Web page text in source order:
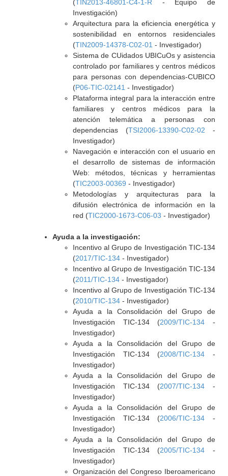
(TIN2013-46801-C4-1-R - Equipo de
Investigación)
Arquitectura para la eficiencia energética y
sostenibilidad en entornos residenciales
(TIN2009-14378-C02-01 - Investigador)
Sistema de CUidados UBICuOs y asistencia
controlado por familiares y centros médicos
para personas con dependencias-CUBICO
(P06-TIC-02141 - Investigador)
Plataforma integral para la interacción entre
familiares y centros médicos para la
atención telemática a personas con
dependencias (TSI2006-13390-C02-02 -
Investigador)
Navegación e interacción con el usuario en
el desarrollo de sistemas de información
Web: métodos, técnicas y herramientas
(TIC2003-00369 - Investigador)
Metodologías y arquitecturas para la
difusión electrónica de información en la
red (TIC2000-1673-C06-03 - Investigador)
Ayuda a la investigación:
Incentivo al Grupo de Investigación TIC-134
(2017/TIC-134- Investigador)
Incentivo al Grupo de Investigación TIC-134
(2011/TIC-134- Investigador)
Incentivo al Grupo de Investigación TIC-134
(2010/TIC-134- Investigador)
Ayuda a la Consolidación del Grupo de
Investigación TIC-134 (2009/TIC-134 -
Investigador)
Ayuda a la Consolidación del Grupo de
Investigación TIC-134 (2008/TIC-134 -
Investigador)
Ayuda a la Consolidación del Grupo de
Investigación TIC-134 (2007/TIC-134 -
Investigador)
Ayuda a la Consolidación del Grupo de
Investigación TIC-134 (2006/TIC-134 -
Investigador)
Ayuda a la Consolidación del Grupo de
Investigación TIC-134 (2005/TIC-134 -
Investigador)
Organización del Congreso Iberoamericano